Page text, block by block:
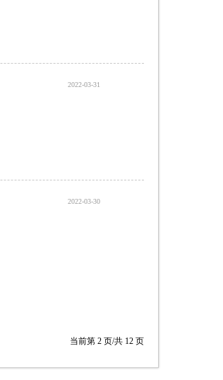
2022-03-31
2022-03-30
当前第 2 页/共 12 页